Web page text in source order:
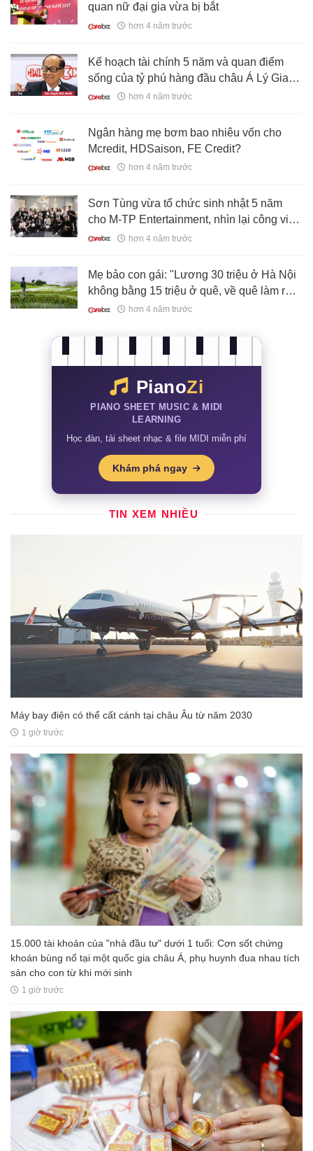
quan nữ đại gia vừa bị bắt
hơn 4 năm trước
Kế hoạch tài chính 5 năm và quan điểm
sống của tỷ phú hàng đầu châu Á Lý Gia
Thành, ai tự thấy mình nghèo đều nên học
hơn 4 năm trước
Ngân hàng mẹ bơm bao nhiêu vốn cho
Mcredit, HDSaison, FE Credit?
hơn 4 năm trước
Sơn Tùng vừa tổ chức sinh nhật 5 năm
cho M-TP Entertainment, nhìn lại công việc
kinh doanh của "Tổng tài quê lúa" hiện ra
hơn 4 năm trước
Mẹ bảo con gái: "Lương 30 triệu ở Hà Nội
không bằng 15 triệu ở quê, về quê làm rồi
lấy chồng gần gia đình!"
hơn 4 năm trước
PianoZi
PIANO SHEET MUSIC & MIDI
LEARNING
Học đàn, tải sheet nhạc & file MIDI miễn phí
Khám phá ngay
TIN XEM NHIỀU
Máy bay điện có thể cất cánh tại châu Âu từ năm 2030
1 giờ trước
15.000 tài khoản của "nhà đầu tư" dưới 1 tuổi: Cơn sốt chứng
khoán bùng nổ tại một quốc gia châu Á, phụ huynh đua nhau tích
sản cho con từ khi mới sinh
1 giờ trước